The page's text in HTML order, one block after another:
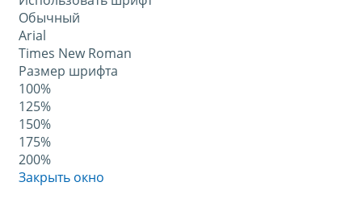
Обычный
Arial
Times New Roman
Размер шрифта
100%
125%
150%
175%
200%
Закрыть окно